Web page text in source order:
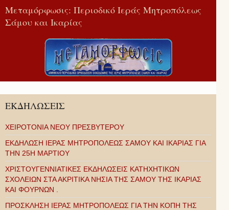
Μεταμόρφωσις: Περιοδικό Ιεράς Μητροπόλεως
Σάμου και Ικαρίας
ΕΚΔΗΛΩΣΕΙΣ
ΧΕΙΡΟΤΟΝΙΑ ΝΕΟΥ ΠΡΕΣΒΥΤΕΡΟΥ
ΕΚΔΗΛΩΣΗ ΙΕΡΑΣ ΜΗΤΡΟΠΟΛΕΩΣ ΣΑΜΟΥ ΚΑΙ ΙΚΑΡΙΑΣ ΓΙΑ
ΤΗΝ 25Η ΜΑΡΤΙΟΥ
ΧΡΙΣΤΟΥΓΕΝΝΙΑΤΙΚΕΣ ΕΚΔΗΛΩΣΕΙΣ ΚΑΤΗΧΗΤΙΚΩΝ
ΣΧΟΛΕΙΩΝ ΣΤΑ ΑΚΡΙΤΙΚΑ ΝΗΣΙΑ ΤΗΣ ΣΑΜΟΥ ΤΗΣ ΙΚΑΡΙΑΣ
ΚΑΙ ΦΟΥΡΝΩΝ .
ΠΡΟΣΚΛΗΣΗ ΙΕΡΑΣ ΜΗΤΡΟΠΟΛΕΩΣ ΓΙΑ ΤΗΝ ΚΟΠΗ ΤΗΣ